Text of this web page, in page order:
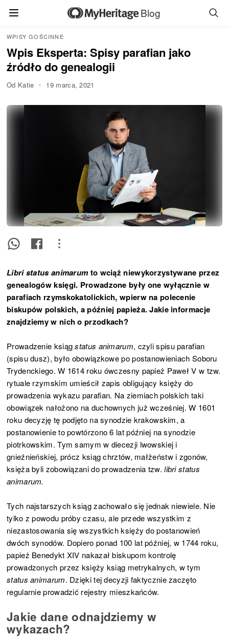
Blog
WPISY GOŚCINNE
Wpis Eksperta: Spisy parafian jako
źródło do genealogii
Od Katie 19 marca, 2021
Libri status animarum to wciąż niewykorzystywane przez
genealogów księgi. Prowadzone były one wyłącznie w
parafiach rzymskokatolickich, wpierw na polecenie
biskupów polskich, a później papieża. Jakie informacje
znajdziemy w nich o przodkach?
Prowadzenie ksiągstatus animarum, czyli spisu parafian
(spisu dusz), było obowiązkowe po postanowieniach Soboru
Trydenckiego. W 1614 roku ówczesny papież Paweł V w tzw.
rytuale rzymskim umieścił zapis obligujący księży do
prowadzenia wykazu parafian. Na ziemiach polskich taki
obowiązek nałożono na duchownych już wcześniej. W 1601
roku decyzję tę podjęto na synodzie krakowskim, a
postanowienie to powtórzono 6 lat później na synodzie
piotrkowskim. Tym samym w diecezji lwowskiej i
gnieźnieńskiej, prócz ksiąg chrztów, małżeństw i zgonów,
księża byli zobowiązani do prowadzenia tzw.libri status
animarum.
Tych najstarszych ksiąg zachowało się jednak niewiele. Nie
tylko z powodu próby czasu, ale przede wszystkim z
niezastosowania się wszystkich księży do postanowień
dwóch synodów. Dopiero ponad 100 lat później, w 1744 roku,
papież Benedykt XIV nakazał biskupom kontrolę
prowadzonych przez księży ksiąg metrykalnych, w tym
status animarum. Dzięki tej decyzji faktycznie zaczęto
regularnie prowadzić rejestry mieszkańców.
Jakie dane odnajdziemy w
wykazach?